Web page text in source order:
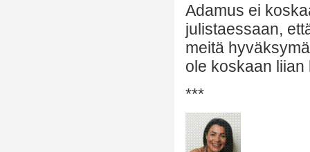
Adamus ei
julistaessaan,
meitä
ole koskaan liian
***